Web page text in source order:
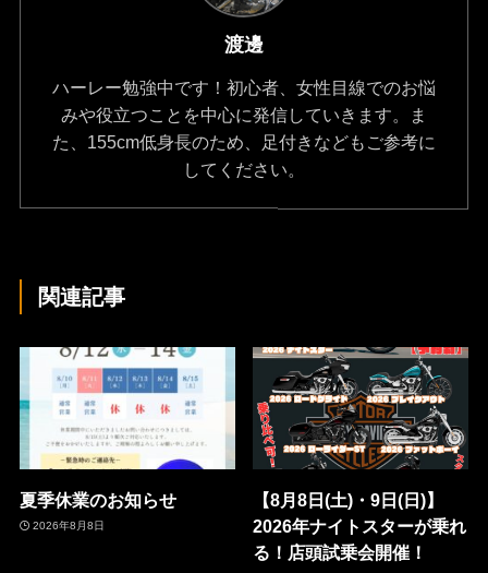
渡邊
ハーレー勉強中です！初心者、女性目線でのお悩
みや役立つことを中心に発信していきます。ま
た、155cm低身長のため、足付きなどもご参考に
してください。
関連記事
夏季休業のお知らせ
2026年8月8日
【8月8日(土)・9日(日)】
2026年ナイトスターが乗れ
る！店頭試乗会開催！